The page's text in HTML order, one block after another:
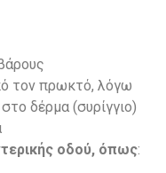
τον πρωκτό, λόγω
δέρμα (συρίγγιο)
οδού, όπως: